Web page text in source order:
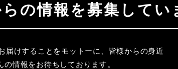
らの情報を募集してい
届けすることをモットーに、皆様からの身近
情報をお待ちしております。